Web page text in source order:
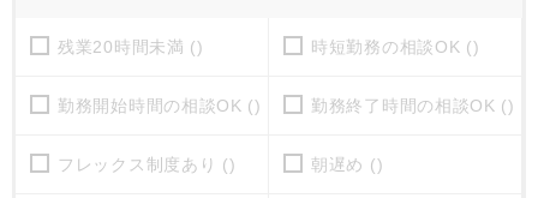
残業20時間未満 () 時短勤務の相談OK ()
勤務開始時間の相談OK () 勤務終了時間の相談OK ()
フレックス制度あり () 朝遅め ()